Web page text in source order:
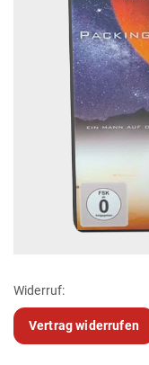
Widerruf:
Vertrag widerrufen